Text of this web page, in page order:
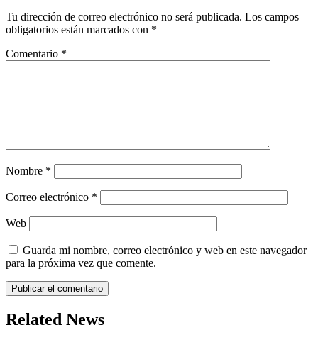
Tu dirección de correo electrónico no será publicada. Los campos
obligatorios están marcados con *
Comentario *
Nombre *
Correo electrónico *
Web
Guarda mi nombre, correo electrónico y web en este navegador
para la próxima vez que comente.
Related News